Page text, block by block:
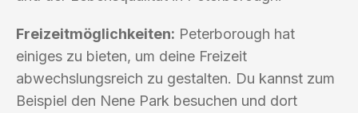
Freizeitmöglichkeiten: Peterborough hat
einiges zu bieten, um deine Freizeit
abwechslungsreich zu gestalten. Du kannst zum
Beispiel den Nene Park besuchen und dort